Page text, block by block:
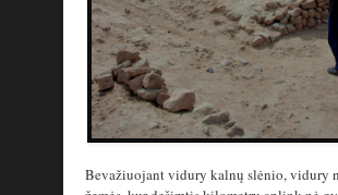
Bevažiuojant vidury kalnų slėnio, vidury